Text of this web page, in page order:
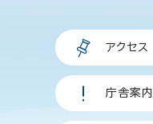
アクセス
庁舎案内